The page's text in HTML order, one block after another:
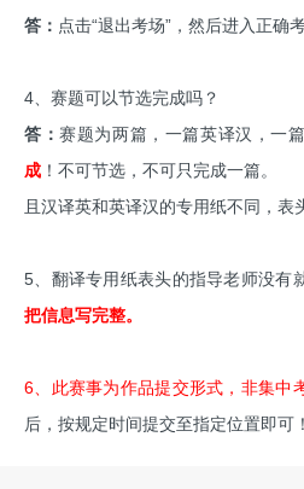
答： 点击“退出考场”，然后进入正确
4、赛题可以节选完成吗？
答：赛题为两篇，一篇英译汉，一篇
成 ！不可节选，不可只完成一篇。
且汉译英和英译汉的专用纸不同，表
5、翻译专用纸表头的指导老师没有
把信息写完整。
6、此赛事为作品提交形式，非集中
后，按规定时间提交至指定位置即可！